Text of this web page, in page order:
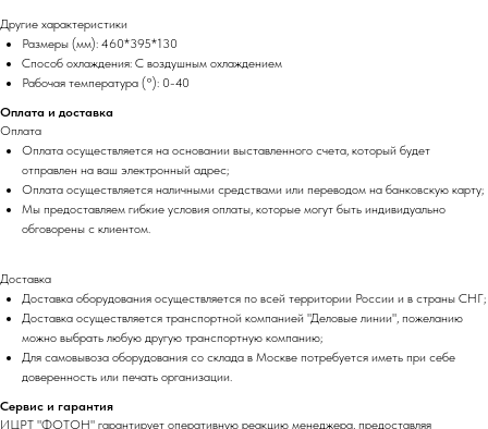
Другие характеристики
Размеры (мм): 460*395*130
Способ охлаждения: С воздушным охлаждением
Рабочая температура (°): 0-40
Оплата и доставка
Оплата
Оплата осуществляется на основании выставленного счета, который будет
отправлен на ваш электронный адрес;
Оплата осуществляется наличными средствами или переводом на банковскую карту;
Мы предоставляем гибкие условия оплаты, которые могут быть индивидуально
обговорены с клиентом.
Доставка
Доставка оборудования осуществляется по всей территории России и в страны СНГ;
Доставка осуществляется транспортной компанией "Деловые линии", пожеланию
можно выбрать любую другую транспортную компанию;
Для самовывоза оборудования со склада в Москве потребуется иметь при себе
доверенность или печать организации.
Сервис и гарантия
ИЦРТ "ФОТОН" гарантирует оперативную реакцию менеджера, предоставляя